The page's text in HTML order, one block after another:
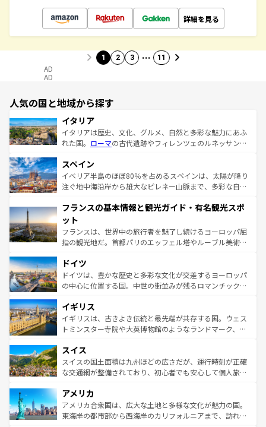
詳細を見る
1 2 3 … 11
AD
AD
人気の国と地域から探す
イタリア
イタリアは歴史、文化、グルメ、自然と多彩な魅力にあふ
れた国。 ローマの古代遺跡やフィレンツェのルネッサンス
ろん、トスカーナの美しい田園風景やアマルフィ海岸の絶
景など、自然景観も見逃せない。観光の合間には、本場の
ピザやパスタなど、絶品のイタリア料理を堪能することも
ませてくれるイタリアで、忘れられない旅をしてみよう！
なお、新着のイタリア情報は
しい。
スペイン
イベリア半島のほぼ80％を占めるスペインは、太陽が降り
注ぐ地中海沿岸から雄大なピレネー山脈まで、多彩な自然
文化が根付くこの国では、情熱的なフラメンコ、熱気あふ
れる闘牛、そして美味しいタパスが生活の一部となってい
る。首都マドリードの洗練された雰囲気や、バルセロナの
アートに溢れた街角から、地方では古代ローマ遺跡や中世
せる。地方によって風土や気候が異なるスペインはその個
性で訪れる人を魅了する。 なお、新着のスペイン情報は コ
ンテンツ一覧を参照してほしい。
フランスの基本情報と観光ガイド・有名観光スポ
ット
フランスは、世界中の旅行者を魅了し続けるヨーロッパ屈
指の観光地だ。首都パリのエッフェル塔やルーブル美術館
で、幅広い魅力が詰まっている。華麗な宮殿、歴史的な大
聖堂、美しいビーチ、そして豊かな自然が、訪れる者を心
から魅了する。また、フランスは美食の国としても知ら
いる。シャンパンの発祥地であるランス、プロヴァンスの
香り高いラベンダー畑など、多彩な楽しみ方が可能だ。さ
らに、パリ以外の地域にも魅力が溢れており、どの街角に
れる地方に足を運ぶとそれぞれで全く異なる文化を体験で
きるだろう。 なお、新着のフランス情報はコンテンツ一覧
を参照してほしい。
ドイツ
ドイツは、豊かな歴史と多彩な文化が交差するヨーロッパ
の中心に位置する国。中世の街並みが残るロマンチック街
顔を持つこの国は、どこを歩いても飽きることがない。ベ
ルリンの文化的活気、バイエルン州のアルプスの絶景、そ
してライン川沿いのワイン畑といった風景は必見。ビール
は、お酒好きな人にはぜひ体験してほしい。 なお、新着の
ドイツ情報はコンテンツ一覧を参照してほしい。
イギリス
イギリスは、古きよき伝統と最先端が共存する国。ウェス
トミンスター寺院や大英博物館のようなランドマーク、歴
リアごとに異なる魅力がある。また、優雅なアフタヌーン
ティー、ビール好きにはたまらない英国パブ、サッカー観
戦など、本場だからこそできる体験も豊富。イギリスを旅
ンツ一覧を参照してほしい。
スイス
スイスの国土面積は九州ほどの広さだが、運行時刻が正確
な交通網が整備されており、初心者でも安心して個人旅行
の建物がそのまま残る町や、スイスならではのユニークな
博物館もあり、アルプス観光だけでなく町歩きも満喫する
ことができる。国民の所得が高いため物価も高いが、旅行
アメリカ
アメリカ合衆国は、広大な土地と多様な文化が魅力の国。
東海岸の都市部から西海岸のカリフォルニアまで、訪れる